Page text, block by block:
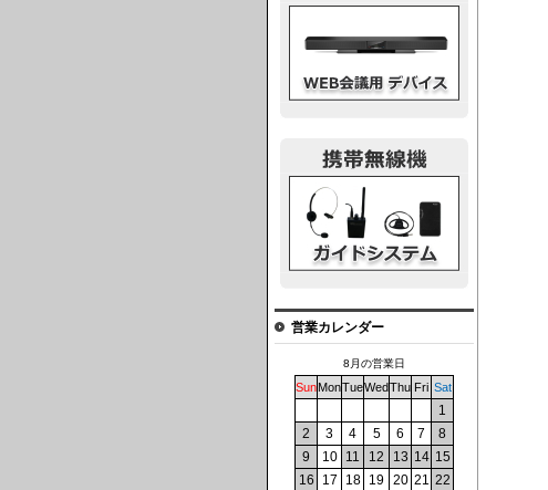
営業カレンダー
8月の営業日
SunMonTueWedThu Fri Sat
1
2
3 4 5 6 7
8
9
10 11 12 13 14 15
16
17 18 19 20 21 22